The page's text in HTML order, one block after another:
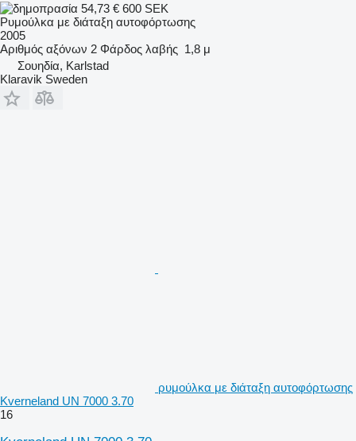
54,73 € 600 SEK
Ρυμούλκα με διάταξη αυτοφόρτωσης
2005
Αριθμός αξόνων 2 Φάρδος λαβής 1,8 μ
Σουηδία, Karlstad
Klaravik Sweden
ρυμούλκα με διάταξη αυτοφόρτωσης
Kverneland UN 7000 3.70
16